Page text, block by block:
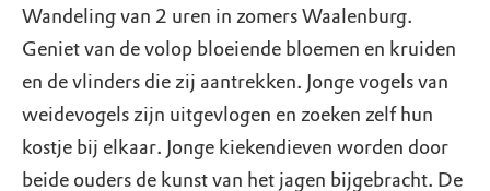
Wandeling van 2 uren in zomers Waalenburg.
Geniet van de volop bloeiende bloemen en kruiden
en de vlinders die zij aantrekken. Jonge vogels van
weidevogels zijn uitgevlogen en zoeken zelf hun
kostje bij elkaar. Jonge kiekendieven worden door
beide ouders de kunst van het jagen bijgebracht. De